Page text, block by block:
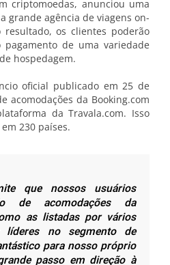
criptomoedas, anunciou uma
grande agência de viagens on-
resultado, os clientes poderão
de uma variedade
hospedagem.
oficial publicado em 25 de
acomodações da Booking.com
da Travala.com. Isso
230 países.
que nossos usuários
de acomodações da
as listadas por vários
líderes no segmento de
para nosso próprio
passo em direção à